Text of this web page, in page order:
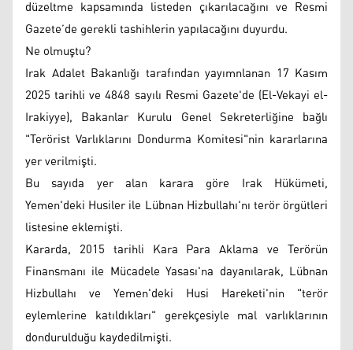
düzeltme kapsamında listeden çıkarılacağını ve Resmi
Gazete’de gerekli tashihlerin yapılacağını duyurdu.
Ne olmuştu?
Irak Adalet Bakanlığı tarafından yayımnlanan 17 Kasım
2025 tarihli ve 4848 sayılı Resmi Gazete'de (El-Vekayi el-
Irakiyye), Bakanlar Kurulu Genel Sekreterliğine bağlı
"Terörist Varlıklarını Dondurma Komitesi"nin kararlarına
yer verilmişti.
Bu sayıda yer alan karara göre Irak Hükümeti,
Yemen'deki Husiler ile Lübnan Hizbullahı'nı terör örgütleri
listesine eklemişti.
Kararda, 2015 tarihli Kara Para Aklama ve Terörün
Finansmanı ile Mücadele Yasası'na dayanılarak, Lübnan
Hizbullahı ve Yemen'deki Husi Hareketi'nin "terör
eylemlerine katıldıkları" gerekçesiyle mal varlıklarının
dondurulduğu kaydedilmişti.